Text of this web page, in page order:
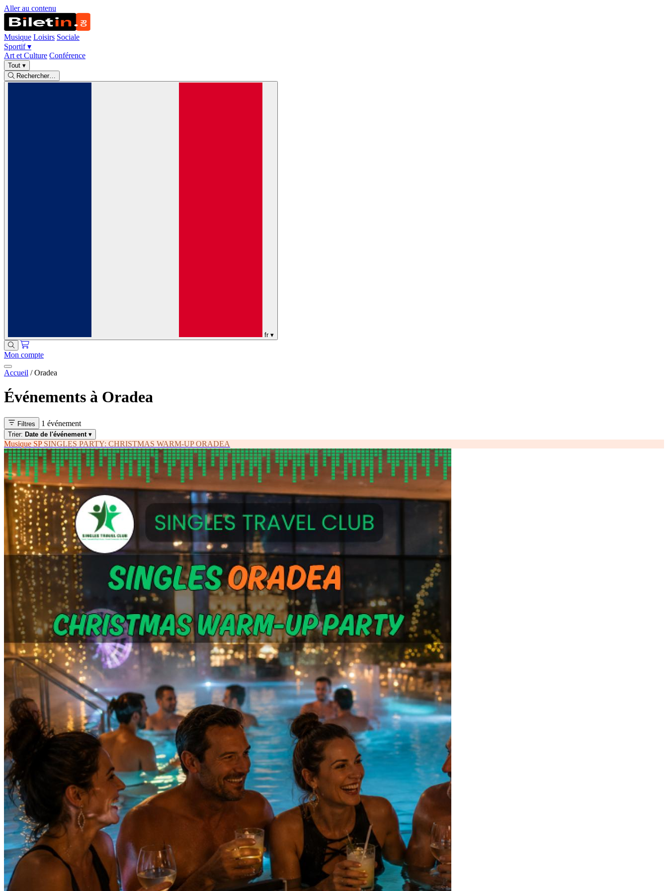
Aller au contenu
Musique Loisirs Sociale
Sportif▾
Art et Culture Conférence
Tout ▾
Rechercher…
fr ▾
Mon compte
Accueil / Oradea
Événements à Oradea
Filtres 1 événement
Trier: Date de l'événement ▾
Musique SP SINGLES PARTY: CHRISTMAS WARM-UP ORADEA